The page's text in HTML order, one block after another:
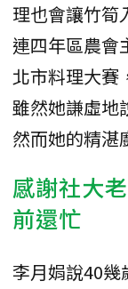
理也會讓竹筍
連四年區農會
北市料理大賽
雖然她謙虛地
然而她的精湛
感謝社大
前還忙
李月娟說40幾